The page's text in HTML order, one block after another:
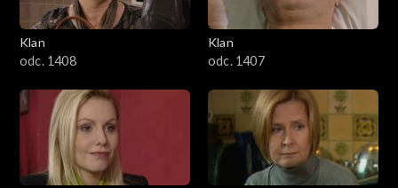
Klan
odc. 1408
Klan
odc. 1407